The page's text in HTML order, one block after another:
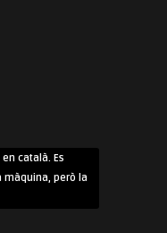
català. Es
màquina, però la